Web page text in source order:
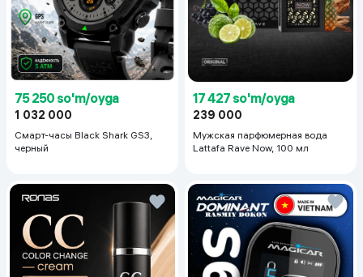
75 250 so'm/oyga
1 032 000
Смарт-часы Black Shark GS3,
черный
17 427 so'm/oyga
239 000
Мужская парфюмерная вода
Lattafa Rave Now, 100 мл